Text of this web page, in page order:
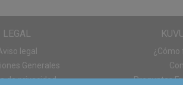
LEGAL
legal
Generales
de privacidad
¿Cómo
Preguntas